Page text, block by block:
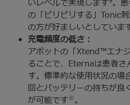
いレベルで実現します 。
の「ピリピリする」Tonic
の方が好ましいとしていま
充電頻度の低さ：
アボットの「Xtend™エナ
ることで、Eternaは患者さ
す。標準的な使用状況の場
回とバッテリーの持ちが良
が可能です※。